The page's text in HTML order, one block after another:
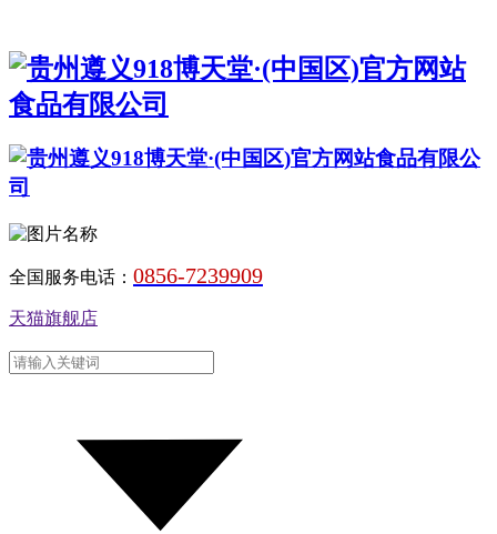
全国服务电话： 0856-7239909
天猫旗舰店